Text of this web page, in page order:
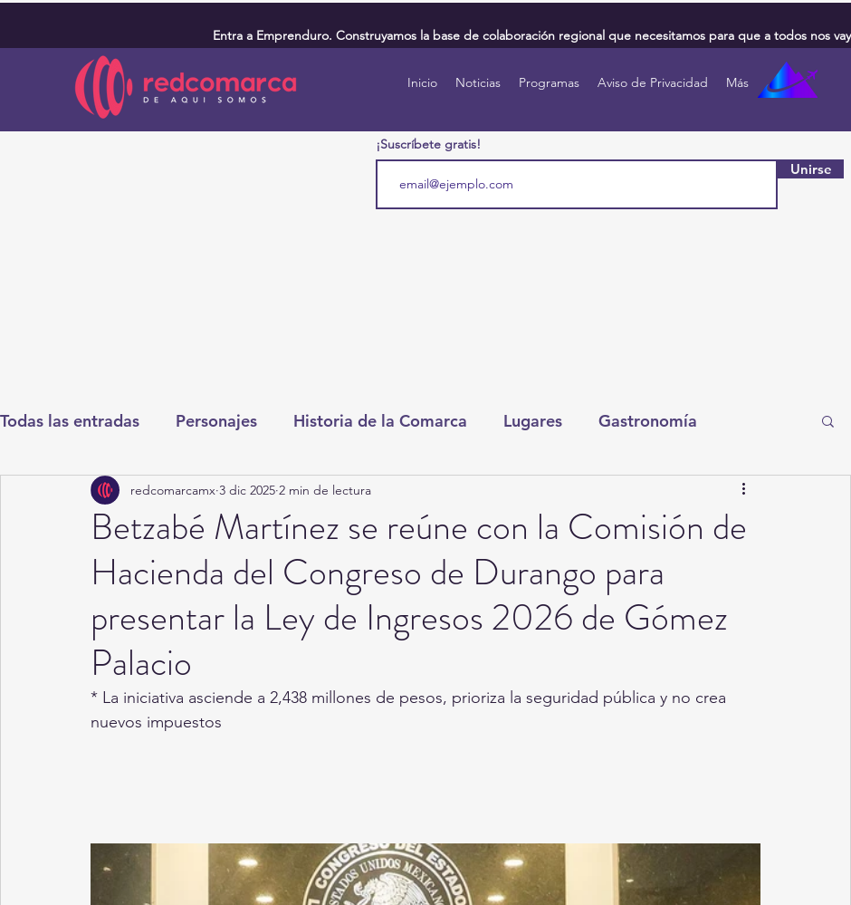
Entra a Emprenduro. Construyamos la base de colaboración regional que necesitamos para que a todos nos
Inicio Noticias Programas Aviso de Privacidad Más
¡Suscríbete gratis!
Unirse
Todas las entradas Personajes Historia de la Comarca Lugares Gastronomía
Deportes Salud Entretenimiento Torreón
Round Cero Columnistas CDMX Nacionales Internacionales Tecnología
Chismes Gómez Palacio
Titulares en Inicio Coahuila Investigaciones Rapidín Político
Betzabé Martínez se reúne con la Comisión de
Hacienda del Congreso de Durango para
presentar la Ley de Ingresos 2026 de Gómez
Palacio
redcomarcamx 3 dic 2025 2 min de lectura
* La iniciativa asciende a 2,438 millones de pesos, prioriza la seguridad pública y no crea
nuevos impuestos